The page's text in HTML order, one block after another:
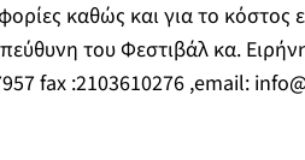
καθώς και για το
του Φεστιβάλ κα.
fax :2103610276 ,email: